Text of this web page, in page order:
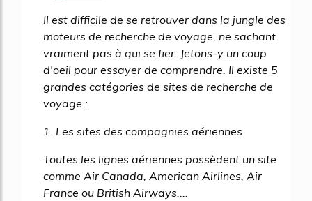
20%
Il est difficile de se retrouver dans la jungle des
moteurs de recherche de voyage, ne sachant
vraiment pas à qui se fier. Jetons-y un coup
d'oeil pour essayer de comprendre. Il existe 5
grandes catégories de sites de recherche de
voyage :
1. Les sites des compagnies aériennes
Toutes les lignes aériennes possèdent un site
comme Air Canada, American Airlines, Air
France ou British Airways....